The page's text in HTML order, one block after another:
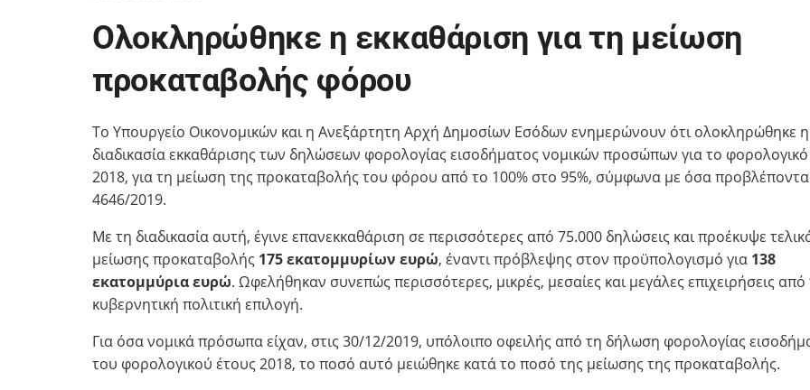
Ολοκληρώθηκε η εκκαθάριση για τη μείωση
προκαταβολής φόρου
Το Υπουργείο Οικονομικών και η Ανεξάρτητη Αρχή Δημοσίων Εσόδων ενημερώνουν ότι ολοκληρώθηκε η
διαδικασία εκκαθάρισης των δηλώσεων φορολογίας εισοδήματος νομικών προσώπων για το
2018, για τη μείωση της προκαταβολής του φόρου από το 100% στο 95%, σύμφωνα με όσα
4646/2019.
Με τη διαδικασία αυτή, έγινε επανεκκαθάριση σε περισσότερες από 75.000 δηλώσεις και προέκυψε
μείωσης προκαταβολής 175 εκατομμυρίων ευρώ, έναντι πρόβλεψης στον προϋπολογισμό για 138
εκατομμύρια ευρώ. Ωφελήθηκαν συνεπώς περισσότερες, μικρές, μεσαίες και μεγάλες επιχειρήσεις από
κυβερνητική πολιτική επιλογή.
Για όσα νομικά πρόσωπα είχαν, στις 30/12/2019, υπόλοιπο οφειλής από τη δήλωση φορολογίας
του φορολογικού έτους 2018, το ποσό αυτό μειώθηκε κατά το ποσό της μείωσης της προκαταβολής.